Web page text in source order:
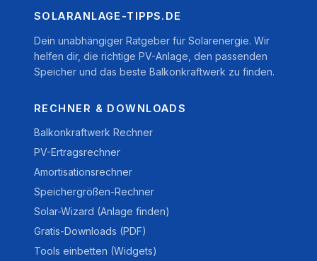
SOLARANLAGE-TIPPS.DE
Dein unabhängiger Ratgeber für Solarenergie. Wir
helfen dir, die richtige PV-Anlage, den passenden
Speicher und das beste Balkonkraftwerk zu finden.
RECHNER & DOWNLOADS
Balkonkraftwerk Rechner
PV-Ertragsrechner
Amortisationsrechner
Speichergrößen-Rechner
Solar-Wizard (Anlage finden)
Gratis-Downloads (PDF)
Tools einbetten (Widgets)